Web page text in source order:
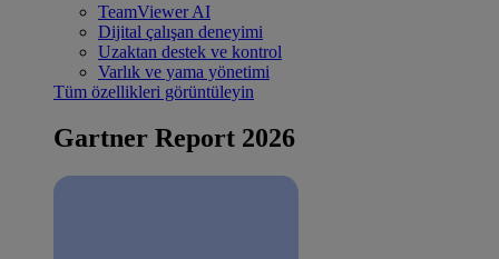
TeamViewer AI
Dijital çalışan deneyimi
Uzaktan destek ve kontrol
Varlık ve yama yönetimi
Tüm özellikleri görüntüleyin
Gartner Report 2026